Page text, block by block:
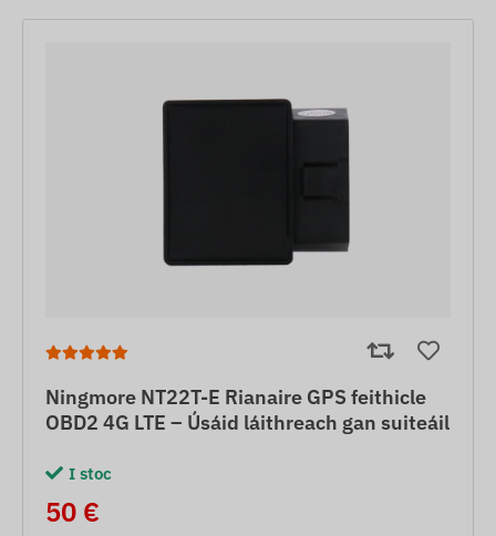
Ningmore NT22T-E Rianaire GPS feithicle
OBD2 4G LTE – Úsáid láithreach gan suiteáil
I stoc
50 €